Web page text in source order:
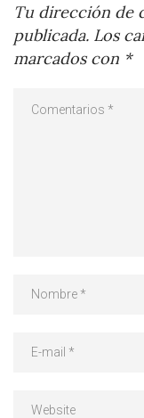
Tu dirección de
publicada. Los
marcados con *